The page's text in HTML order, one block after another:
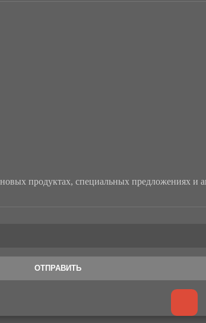
продуктах, специальных предложениях и
ОТПРАВИТЬ